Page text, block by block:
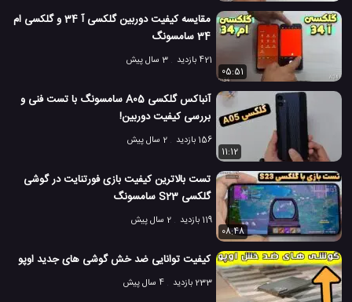
مقایسه کیفیت دوربین گلکسی آ 34 و گلکسی ام
34 سامسونگ
421 بازدید
3 سال پیش
05:51
آنباکس گلکسی A05 سامسونگ با تست فنی و
بررسی کیفیت دوربین!
156 بازدید
2 سال پیش
11:12
تست بالاترین کیفیت بازی فورتنایت در گوشی
گلکسی S23 سامسونگ
119 بازدید
2 سال پیش
08:48
کیفیت توانایی ضد خش گوشی های جدید اوپو
233 بازدید 4 سال پیش